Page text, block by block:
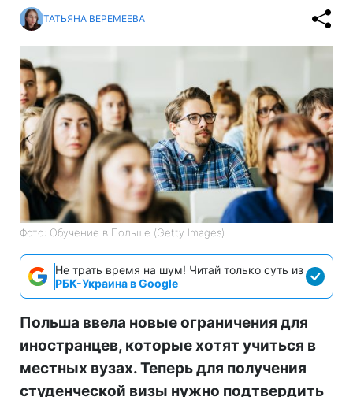
ТАТЬЯНА ВЕРЕМЕЕВА
Фото: Обучение в Польше (Getty Images)
Не трать время на шум! Читай только суть из
РБК-Украина в Google
Польша ввела новые ограничения для
иностранцев, которые хотят учиться в
местных вузах. Теперь для получения
студенческой визы нужно подтвердить